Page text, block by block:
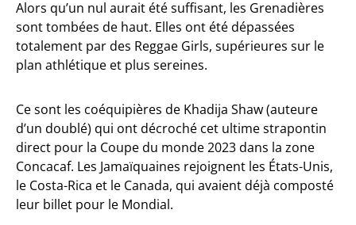
Alors qu’un nul aurait été suffisant, les Grenadières
sont tombées de haut. Elles ont été dépassées
totalement par des Reggae Girls, supérieures sur le
plan athlétique et plus sereines.
Ce sont les coéquipières de Khadija Shaw (auteure
d’un doublé) qui ont décroché cet ultime strapontin
direct pour la Coupe du monde 2023 dans la zone
Concacaf. Les Jamaïquaines rejoignent les États-Unis,
le Costa-Rica et le Canada, qui avaient déjà composté
leur billet pour le Mondial.